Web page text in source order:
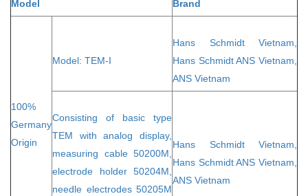
Model Brand
100%
Germany
Origin
Model: TEM-I
Hans Schmidt Vietnam,
Hans Schmidt ANS Vietnam,
ANS Vietnam
Consisting of basic type
TEM with analog display,
measuring cable 50200M,
electrode holder 50204M,
needle electrodes 50205M
Hans Schmidt Vietnam,
Hans Schmidt ANS Vietnam,
ANS Vietnam